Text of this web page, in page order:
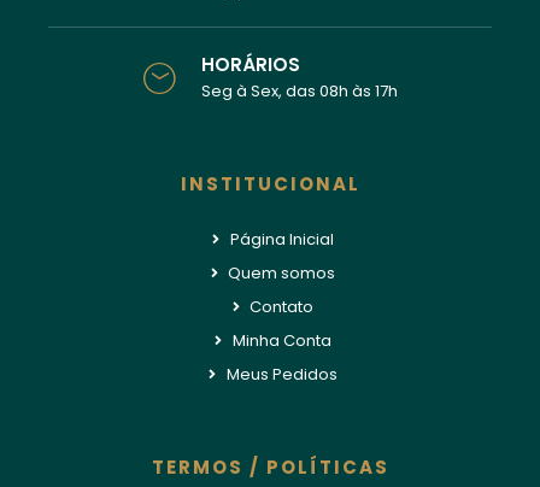
HORÁRIOS
Seg à Sex, das 08h às 17h
INSTITUCIONAL
Página Inicial
Quem somos
Contato
Minha Conta
Meus Pedidos
TERMOS / POLÍTICAS